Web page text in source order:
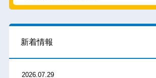
新着情報
2026.07.29